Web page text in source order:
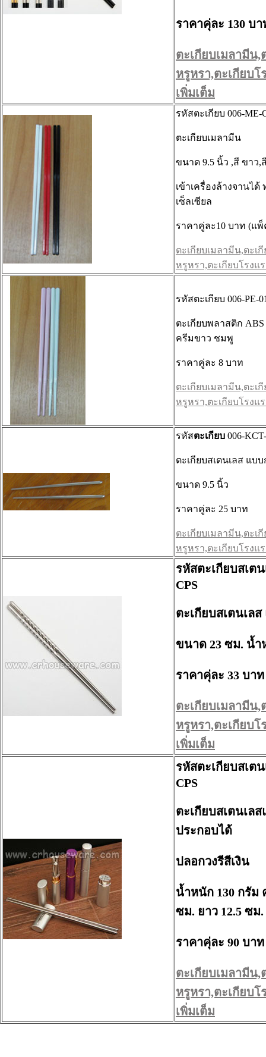
ราคาคุ่ละ 130 บา
ตะเกียบเมลามีน,
หรูหรา,ตะเกียบโ
เพิ่มเต็ม
รหัสตะเกียบ 006-ME-
ตะเกียบเมลามีน
ขนาด 9.5 นิ้ว ,สี ขาว,
เข้าเครื่องล้างจานได้
เซ็ลเซียล
ราคาคู่ละ10 บาท (แพ็
ตะเกียบเมลามีน,ตะเกี
หรูหรา,ตะเกียบโรงแ
รหัสตะเกียบ 006-PE-
ตะเกียบพลาสติก
ครีมขาว ชมพู
ราคาคู่ละ 8 บาท
ตะเกียบเมลามีน,ตะเกี
หรูหรา,ตะเกียบโรงแ
รหัสตะเกียบ 006-
ตะเกียบสเตนเลส แบ
ขนาด 9.5 นิ้ว
ราคาคู่ละ 25 บาท
ตะเกียบเมลามีน,ตะเกี
หรูหรา,ตะเกียบโรงแ
รหัสตะเกียบสเตน
CPS
ตะเกียบสเตนเล
ขนาด 23 ซม. น้ำ
ราคาคุ่ละ 33 บาท
ตะเกียบเมลามีน,
หรูหรา,ตะเกียบโ
เพิ่มเต็ม
รหัสตะเกียบสเตน
CPS
ตะเกียบสเตนเล
ประกอบได้
ปลอกวงรีสีเงิน
น้ำหนัก 130 กรัม
ซม. ยาว 12.5 ซม.
ราคาคุ่ละ 90 บาท
ตะเกียบเมลามีน,
หรูหรา,ตะเกียบโ
เพิ่มเต็ม